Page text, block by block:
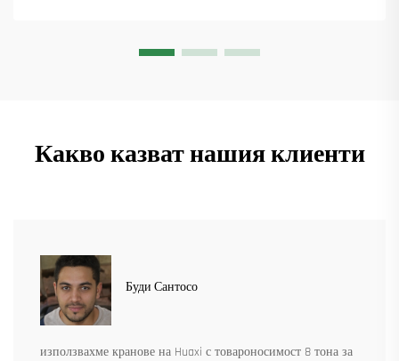
Какво казват нашия клиенти
Буди Сантосо
използвахме кранове на Huaxi с товароносимост 8 тона за